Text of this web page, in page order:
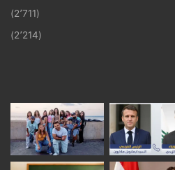
(2٬711)
(2٬214)